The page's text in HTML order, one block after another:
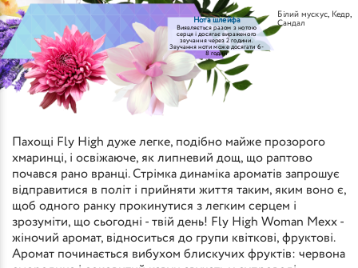
Нота шлейфа
Виявляється разом з нотою
серця і досягає вираженого
звучання через 2 години.
Звучання ноти може досягати 6-
8 годин
Білий мускус, Кедр,
Сандал
Пахощі Fly High дуже легке, подібно майже прозорого
хмаринці, і освіжаюче, як липневий дощ, що раптово
почався рано вранці. Стрімка динаміка ароматів запрошує
відправитися в політ і прийняти життя таким, яким воно є,
щоб одного ранку прокинутися з легким серцем і
зрозуміти, що сьогодні - твій день! Fly High Woman Mexx -
жіночий аромат, відноситься до групи квіткові, фруктові.
Аромат починається вибухом блискучих фруктів: червона